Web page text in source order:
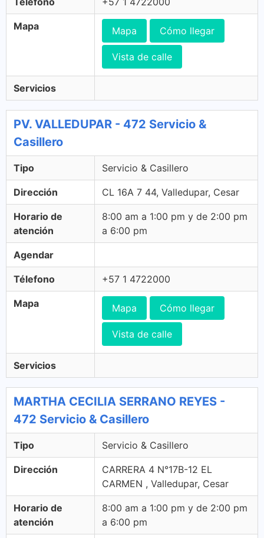
Mapa Mapa Cómo llegar
Vista de calle
Servicios
PV. VALLEDUPAR - 472 Servicio &
Casillero
Tipo Servicio & Casillero
Dirección CL 16A 7 44, Valledupar, Cesar
Horario de
atención
8:00 am a 1:00 pm y de 2:00 pm
a 6:00 pm
Agendar
Télefono +57 1 4722000
Mapa Mapa Cómo llegar
Vista de calle
Servicios
MARTHA CECILIA SERRANO REYES -
472 Servicio & Casillero
Tipo Servicio & Casillero
Dirección
CARRERA 4 N°17B-12 EL
CARMEN , Valledupar, Cesar
Horario de
atención
8:00 am a 1:00 pm y de 2:00 pm
a 6:00 pm